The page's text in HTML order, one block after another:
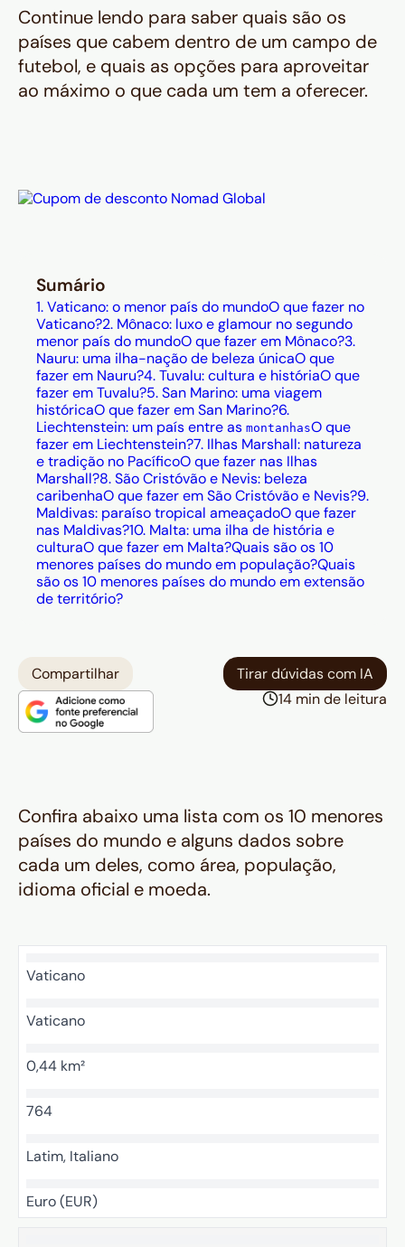
Continue lendo para saber quais são os
países que cabem dentro de um campo de
futebol, e quais as opções para aproveitar
ao máximo o que cada um tem a oferecer.
Sumário
1. Vaticano: o menor país do mundoO que fazer no
Vaticano?2. Mônaco: luxo e glamour no segundo
menor país do mundoO que fazer em Mônaco?3.
Nauru: uma ilha-nação de beleza únicaO que
fazer em Nauru?4. Tuvalu: cultura e históriaO que
fazer em Tuvalu?5. San Marino: uma viagem
históricaO que fazer em San Marino?6.
Liechtenstein: um país entre as montanhasO que
fazer em Liechtenstein?7. Ilhas Marshall: natureza
e tradição no PacíficoO que fazer nas Ilhas
Marshall?8. São Cristóvão e Nevis: beleza
caribenhaO que fazer em São Cristóvão e Nevis?9.
Maldivas: paraíso tropical ameaçadoO que fazer
nas Maldivas?10. Malta: uma ilha de história e
culturaO que fazer em Malta?Quais são os 10
menores países do mundo em população?Quais
são os 10 menores países do mundo em extensão
de território?
Compartilhar
Tirar dúvidas com IA
14 min de leitura
Confira abaixo uma lista com os 10 menores
países do mundo e alguns dados sobre
cada um deles, como área, população,
idioma oficial e moeda.
Vaticano
Vaticano
0,44 km²
764
Latim, Italiano
Euro (EUR)